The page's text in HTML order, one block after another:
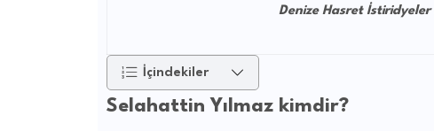
Denize Hasret İstiridyeler
İçindekiler
Selahattin Yılmaz kimdir?